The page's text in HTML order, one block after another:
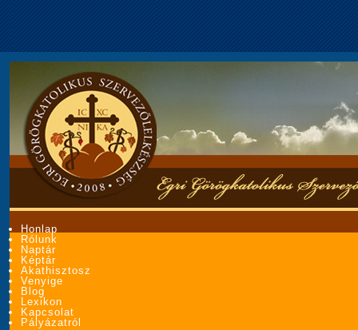
Honlap
Rólunk
Naptár
Képtár
Akathisztosz
Venyige
Blog
Lexikon
Kapcsolat
Pályázatról